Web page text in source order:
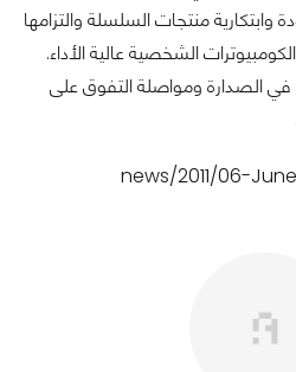
منتجات السلسلة والتزامها
الشخصية عالية الأداء.
الصدارة ومواصلة التفوق على
news/2011/06-